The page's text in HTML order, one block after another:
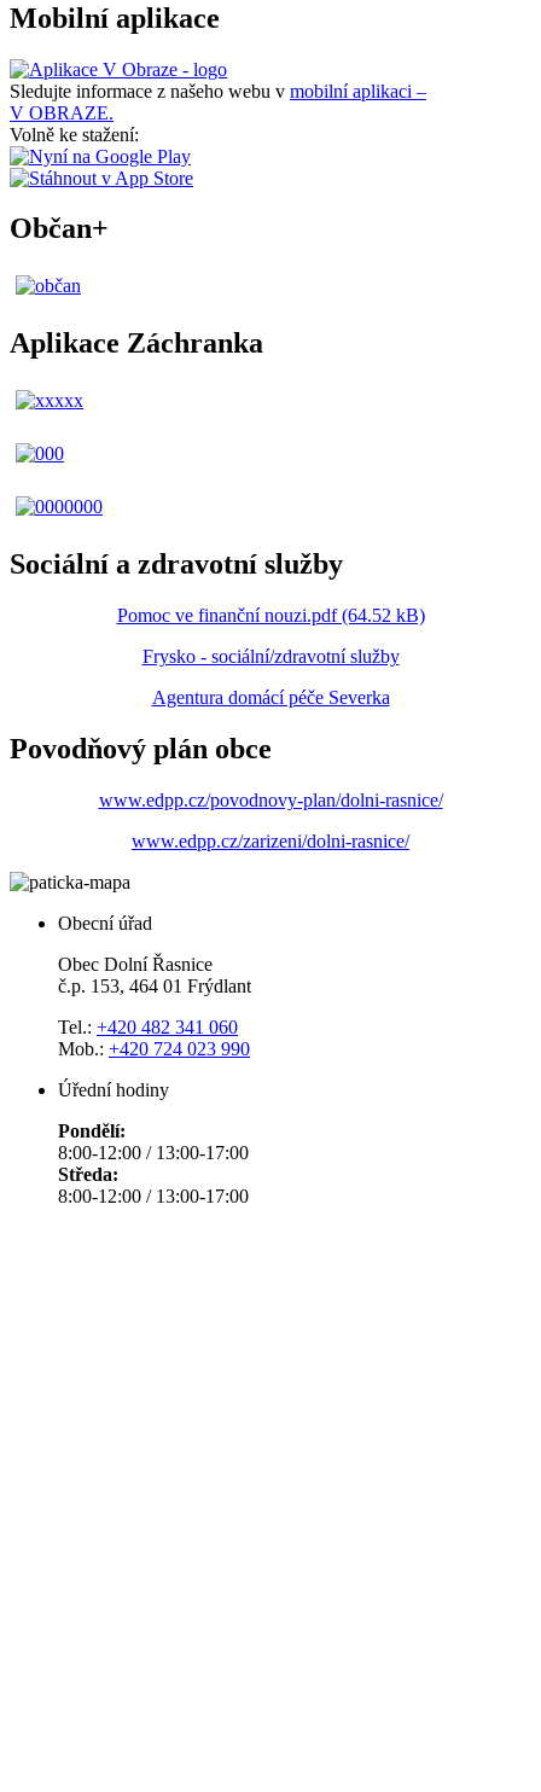
Mobilní aplikace
Sledujte informace z našeho webu v mobilní aplikaci –
V OBRAZE.
Volně ke stažení:
Občan+
Aplikace Záchranka
Sociální a zdravotní služby
Pomoc ve finanční nouzi.pdf (64.52 kB)
Frysko - sociální/zdravotní služby
Agentura domácí péče Severka
Povodňový plán obce
www.edpp.cz/povodnovy-plan/dolni-rasnice/
www.edpp.cz/zarizeni/dolni-rasnice/
Obecní úřad
Obec Dolní Řasnice
č.p. 153, 464 01 Frýdlant
Tel.: +420 482 341 060
Mob.: +420 724 023 990
Úřední hodiny
Pondělí:
8:00-12:00 / 13:00-17:00
Středa:
8:00-12:00 / 13:00-17:00